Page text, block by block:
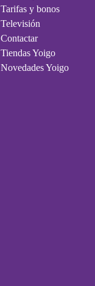
Tarifas y bonos
Televisión
Contactar
Tiendas Yoigo
Novedades Yoigo